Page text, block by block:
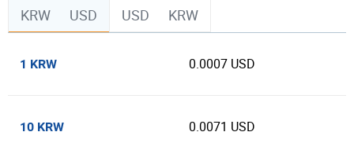
KRW USD USD KRW
1 KRW 0.0007 USD
10 KRW 0.0071 USD